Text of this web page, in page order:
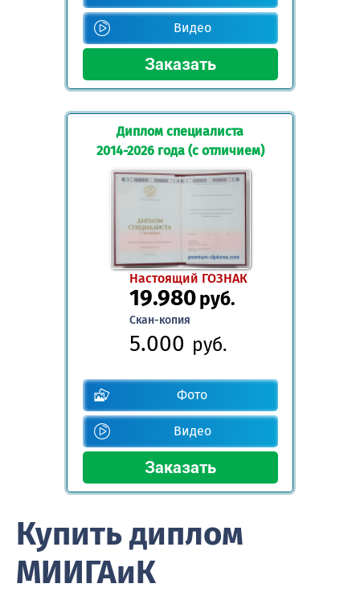
Видео
Диплом специалиста
2014-2026 года (с отличием)
Настоящий ГОЗНАК
19.980руб.
Скан-копия
5.000 руб.
Фото
Видео
Купить диплом
МИИГАиК